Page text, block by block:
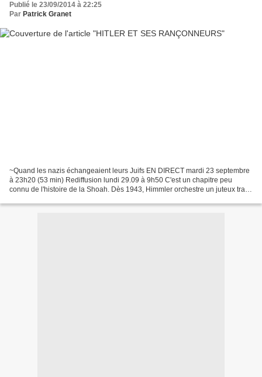
Publié le 23/09/2014 à 22:25
Par Patrick Granet
~Quand les nazis échangeaient leurs Juifs EN DIRECT mardi 23 septembre
à 23h20 (53 min) Rediffusion lundi 29.09 à 9h50 C'est un chapitre peu
connu de l'histoire de la Shoah. Dès 1943, Himmler orchestre un juteux trafic